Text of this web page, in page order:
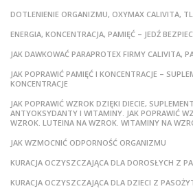
DOTLENIENIE ORGANIZMU, OXYMAX CALIVITA,
ENERGIA, KONCENTRACJA, PAMIĘĆ – JEDŹ
JAK DAWKOWAĆ PARAPROTEX FIRMY CALIVITA,
JAK POPRAWIĆ PAMIĘĆ I KONCENTRACJE –
KONCENTRACJE
JAK POPRAWIĆ WZROK DZIĘKI DIECIE,
ANTYOKSYDANTY I WITAMINY. JAK POPRAWIĆ
WZROK. LUTEINA NA WZROK. WITAMINY NA
JAK WZMOCNIĆ ODPORNOŚĆ ORGANIZMU
KURACJA OCZYSZCZAJĄCA DLA DOROSŁYCH Z
KURACJA OCZYSZCZAJĄCA DLA DZIECI Z